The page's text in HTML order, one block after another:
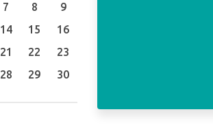
7 8
9
14 15
16
21 22
23
28 29
30